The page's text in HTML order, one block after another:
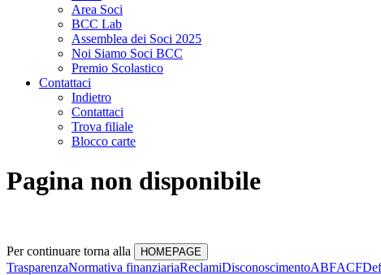
Area Soci
BCC Lab
Assemblea dei Soci 2025
Noi Siamo Soci BCC
Premio Scolastico
Contattaci
Indietro
Contattaci
Trova filiale
Blocco carte
Pagina non disponibile
Per continuare torna alla
TrasparenzaNormativa finanziariaReclamiDisconoscimentoABFACF